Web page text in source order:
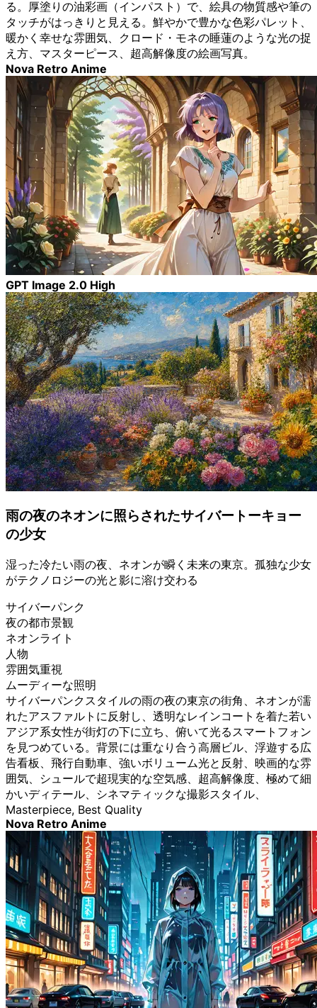
る。厚塗りの油彩画（インパスト）で、絵具の物質感や筆の
タッチがはっきりと見える。鮮やかで豊かな色彩パレット、
暖かく幸せな雰囲気、クロード・モネの睡蓮のような光の捉
え方、マスターピース、超高解像度の絵画写真。
Nova Retro Anime
GPT Image 2.0 High
雨の夜のネオンに照らされたサイバートーキョー
の少女
湿った冷たい雨の夜、ネオンが瞬く未来の東京。孤独な少女
がテクノロジーの光と影に溶け交わる
サイバーパンク
夜の都市景観
ネオンライト
人物
雰囲気重視
ムーディーな照明
サイバーパンクスタイルの雨の夜の東京の街角、ネオンが濡
れたアスファルトに反射し、透明なレインコートを着た若い
アジア系女性が街灯の下に立ち、俯いて光るスマートフォン
を見つめている。背景には重なり合う高層ビル、浮遊する広
告看板、飛行自動車、強いボリューム光と反射、映画的な雰
囲気、シュールで超現実的な空気感、超高解像度、極めて細
かいディテール、シネマティックな撮影スタイル、
Masterpiece, Best Quality
Nova Retro Anime